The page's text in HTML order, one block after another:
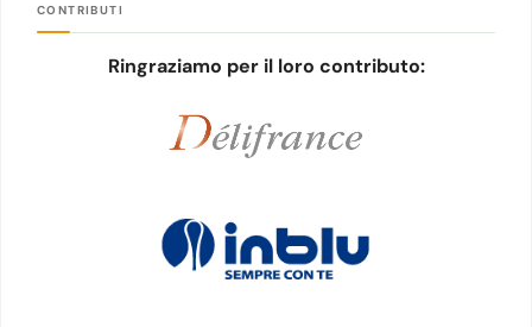
CONTRIBUTI
Ringraziamo per il loro contributo: